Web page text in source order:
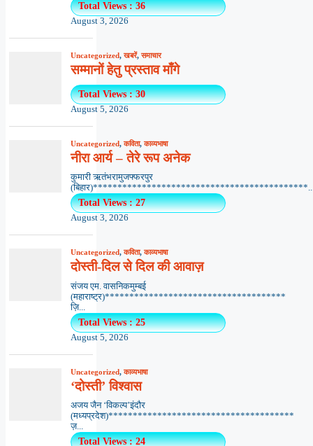
Total Views : 36
August 3, 2026
Uncategorized,खबरें,समाचार
सम्मानों हेतु प्रस्ताव माँगे
Total Views : 30
August 5, 2026
Uncategorized,कविता,काव्यभाषा
नीरा आर्य – तेरे रूप अनेक
कुमारी ऋतंभरामुजफ्फरपुर
Total Views : 27
August 3, 2026
Uncategorized,कविता,काव्यभाषा
दोस्ती-दिल से दिल की आवाज़
संजय एम. वासनिकमुम्बई
(महाराष्ट्र)*************************************
ज़ि...
Total Views : 25
August 5, 2026
Uncategorized,काव्यभाषा
‘दोस्ती’ विश्वास
अजय जैन ‘विकल्प’इंदौर
(मध्यप्रदेश)**************************************
ज़...
Total Views : 24